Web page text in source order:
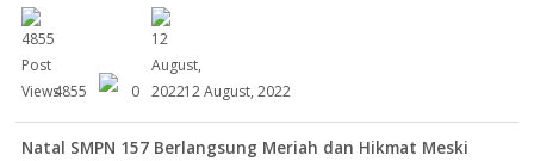
4855 0 12 August, 2022
Natal SMPN 157 Berlangsung Meriah dan Hikmat Meski